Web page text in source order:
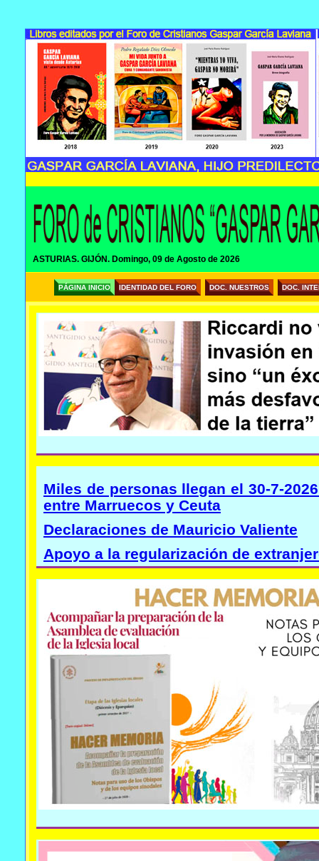
ASTURIAS. GIJÓN. Domingo, 09 de Agosto de 2026
PÁGINA INICIO IDENTIDAD DEL FORO DOC. NUESTROS DOC.
Miles de personas llegan el 30-7-
entre Marruecos y Ceuta
Declaraciones de Mauricio Valiente
Apoyo a la regularización de